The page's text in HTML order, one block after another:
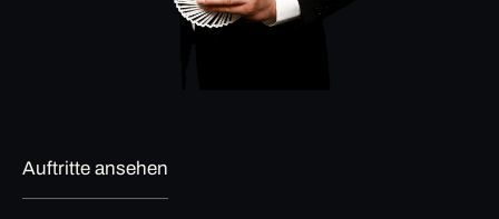
Auftritte ansehen